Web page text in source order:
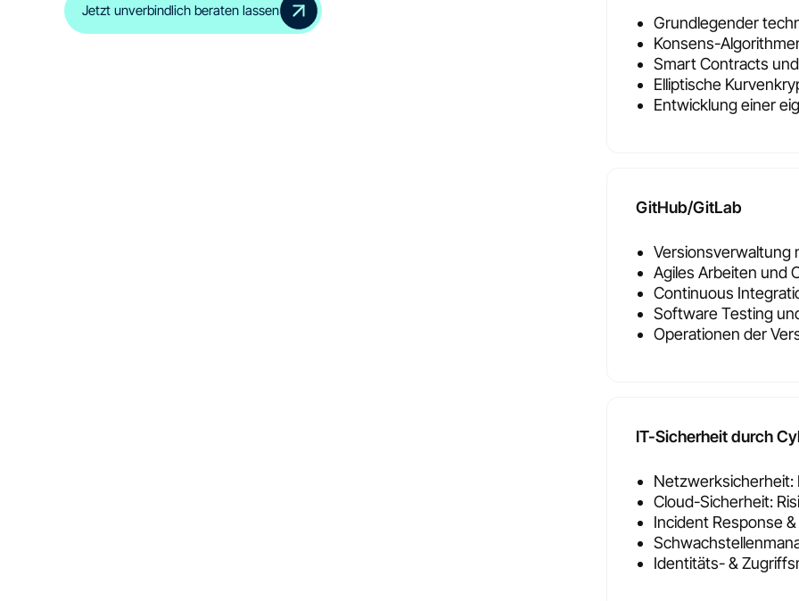
Jetzt unverbindlich beraten lassen
Grundlegender
Konsens-
Smart Contracts
Elliptische
Entwicklung einer
GitHub/GitLab
Versionsverwaltung
Agiles Arbeiten und
Continuous
Software Testing
Operationen der
IT-Sicherheit durch
Netzwerksicherheit:
Cloud-Sicherheit:
Incident Response
Identitäts- &